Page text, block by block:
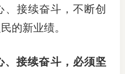
接续奋斗，不断创
的新业绩。
接续奋斗，必须坚